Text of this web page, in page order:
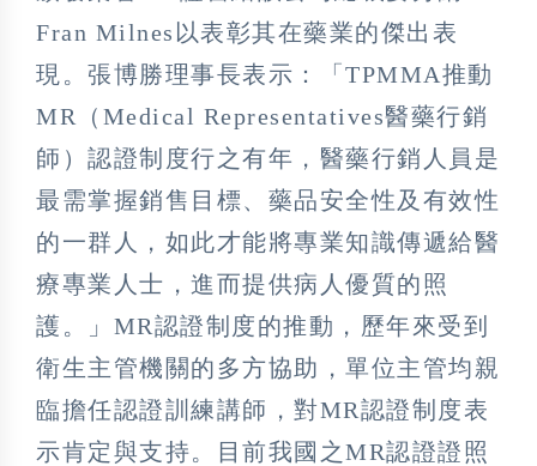
Fran Milnes以表彰其在藥業的傑出表
現。張博勝理事長表示：「TPMMA推動
MR（Medical Representatives醫藥行銷
師）認證制度行之有年，醫藥行銷人員是
最需掌握銷售目標、藥品安全性及有效性
的一群人，如此才能將專業知識傳遞給醫
療專業人士，進而提供病人優質的照
護。」MR認證制度的推動，歷年來受到
衛生主管機關的多方協助，單位主管均親
臨擔任認證訓練講師，對MR認證制度表
示肯定與支持。目前我國之MR認證證照